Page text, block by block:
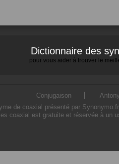
Dictionnaire des
pour vous aider à trouver le
Conjugaison
de coaxial présenté par
coaxial est gratuite et réservée à un